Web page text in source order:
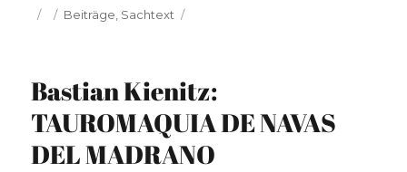
Veröffentlicht
Kategorien
Beiträge Sachtext
Bastian Kienitz:
TAUROMAQUIA DE NAVAS
DEL MADRANO